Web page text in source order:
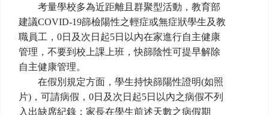
考量學校多為近距離且群聚型活動，教育部
建議COVID-19篩檢陽性之輕症或無症狀學生及教
職員工，0日及次日起5日以內在家進行自主健康
管理，不要到校上課上班，快篩陰性可提早解除
自主健康管理。
在假別規定方面，學生持快篩陽性證明(如照
片)，可請病假，0日及次日起5日以內之病假不列
入出缺席紀錄；家長在學生前述天數之病假期